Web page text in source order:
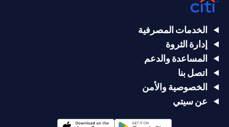
الخدمات المصرفية
إدارة الثروة
المساعدة والدعم
اتصل بنا
الخصوصية والأمن
عن سيتي